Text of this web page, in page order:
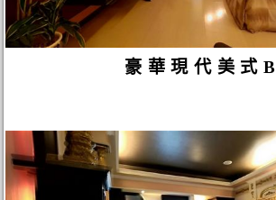
豪華現代美式B